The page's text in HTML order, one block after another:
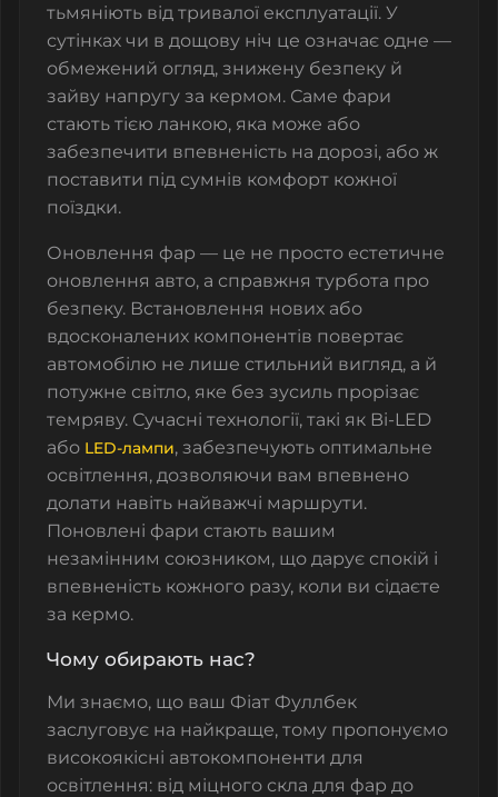
тьмяніють від тривалої експлуатації. У
сутінках чи в дощову ніч це означає одне —
обмежений огляд, знижену безпеку й
зайву напругу за кермом. Саме фари
стають тією ланкою, яка може або
забезпечити впевненість на дорозі, або ж
поставити під сумнів комфорт кожної
поїздки.
Оновлення фар — це не просто естетичне
оновлення авто, а справжня турбота про
безпеку. Встановлення нових або
вдосконалених компонентів повертає
автомобілю не лише стильний вигляд, а й
потужне світло, яке без зусиль прорізає
темряву. Сучасні технології, такі як Bi-LED
або LED-лампи, забезпечують оптимальне
освітлення, дозволяючи вам впевнено
долати навіть найважчі маршрути.
Поновлені фари стають вашим
незамінним союзником, що дарує спокій і
впевненість кожного разу, коли ви сідаєте
за кермо.
Чому обирають нас?
Ми знаємо, що ваш Фіат Фуллбек
заслуговує на найкраще, тому пропонуємо
високоякісні автокомпоненти для
освітлення: від міцного скла для фар до